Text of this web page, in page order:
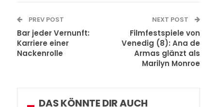
PREV POST
Bar jeder Vernunft:
Karriere einer
Nackenrolle
NEXT POST
Filmfestspiele von
Venedig (8): Ana de
Armas glänzt als
Marilyn Monroe
DAS KÖNNTE DIR AUCH